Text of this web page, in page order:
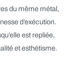
du même métal,
d’exécution.
est repliée,
et esthétisme.